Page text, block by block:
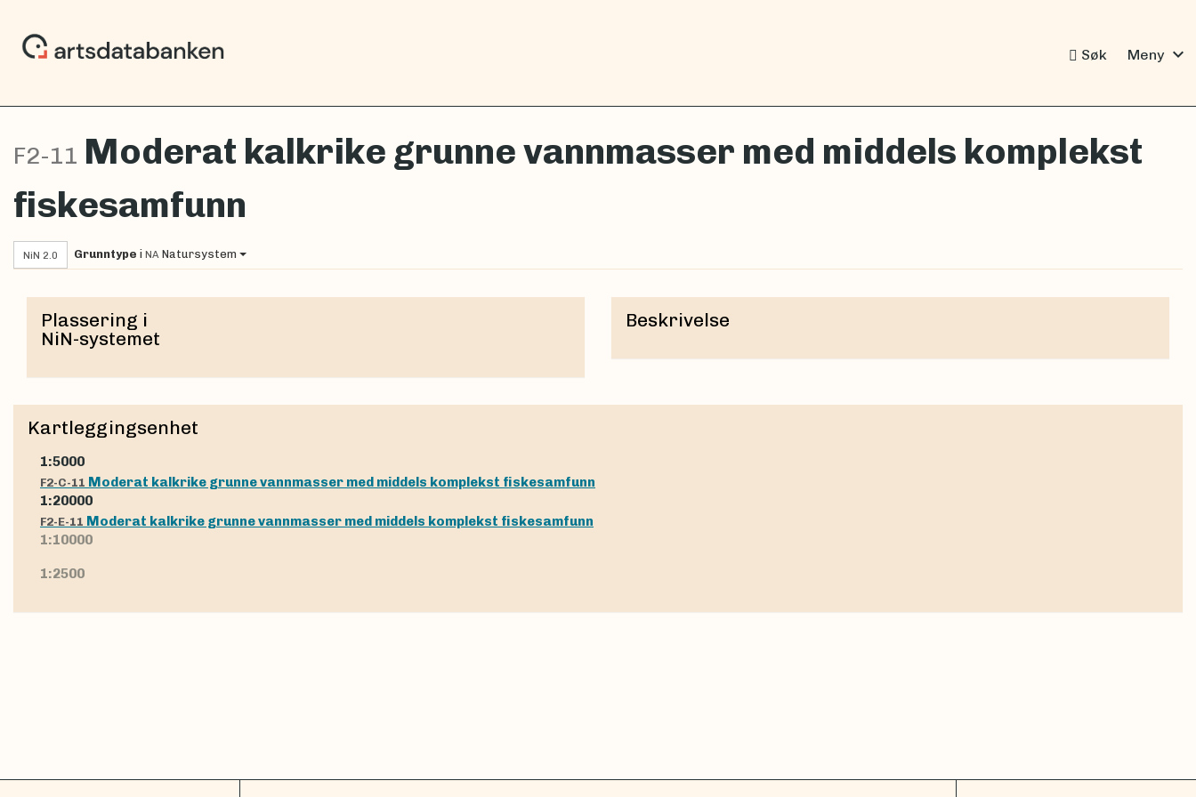
Søk Meny expand_more
F2-11 Moderat kalkrike grunne vannmasser med middels komplekst
fiskesamfunn
NiN 2.0 Grunntype i NA Natursystem
Plassering i
NiN-systemet
Beskrivelse
Kartleggingsenhet
1:5000
F2-C-11 Moderat kalkrike grunne vannmasser med middels komplekst fiskesamfunn
1:20000
F2-E-11 Moderat kalkrike grunne vannmasser med middels komplekst fiskesamfunn
1:10000
1:2500